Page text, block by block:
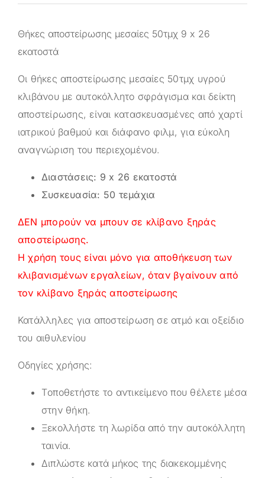
Θήκες αποστείρωσης μεσαίες 50τμχ 9 x 26
εκατοστά
Οι θήκες αποστείρωσης μεσαίες 50τμχ υγρού
κλιβάνου με αυτοκόλλητο σφράγισμα και δείκτη
αποστείρωσης, είναι κατασκευασμένες από χαρτί
ιατρικού βαθμού και διάφανο φιλμ, για εύκολη
αναγνώριση του περιεχομένου.
Διαστάσεις: 9 x 26 εκατοστά
Συσκευασία: 50 τεμάχια
ΔΕΝ μπορούν να μπουν σε κλίβανο ξηράς
αποστείρωσης.
Η χρήση τους είναι μόνο για αποθήκευση των
κλιβανισμένων εργαλείων, όταν βγαίνουν από
τον κλίβανο ξηράς αποστείρωσης
Κατάλληλες για αποστείρωση σε ατμό και οξείδιο
του αιθυλενίου
Οδηγίες χρήσης:
Tοποθετήστε το αντικείμενο που θέλετε μέσα
στην θήκη.
Ξεκολλήστε τη λωρίδα από την αυτοκόλλητη
ταινία.
Διπλώστε κατά μήκος της διακεκομμένης